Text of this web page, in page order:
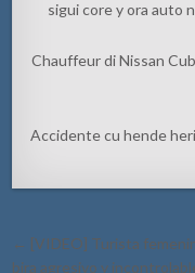
sigui core y ora auto
Chauffeur di Nissan
Accidente cu hende
Post
navigation
← [VIDEO] Turista
bira agresivo y